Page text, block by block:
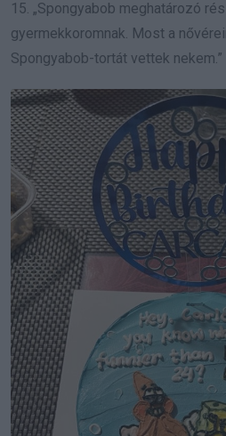
15. „Spongyabob meghatározó
gyermekkoromnak. Most a
Spongyabob-tortát vettek nekem.”